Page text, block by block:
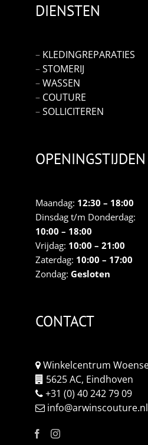
DIENSTEN
– KLEDINGREPARATIES
–STOMERIJ
–WASSEN
– COUTURE
–SOLLICITEREN
OPENINGSTIJDEN
Maandag: 12:30 – 18:00
Dinsdag t/m Donderdag:
10:00 – 18:00
Vrijdag: 10:00 – 21:00
Zaterdag: 10:00 – 17:00
Zondag: Gesloten
CONTACT
Winkelcentrum
5625 AC, Eindhoven
+31 (0) 40 242 79 09
info@arwinscouture.nl